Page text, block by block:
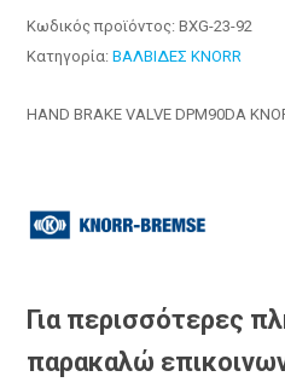
Κωδικός προϊόντος:BXG-23-92
Κατηγορία:ΒΑΛΒΙΔΕΣ KNORR
HAND BRAKE VALVE DPM90DA
Για περισσότερες
παρακαλώ